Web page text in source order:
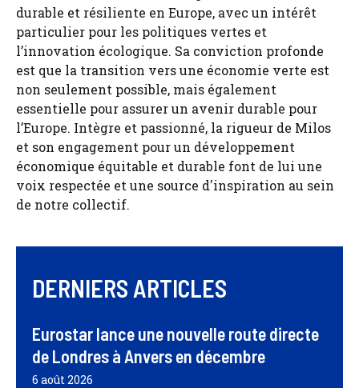
durable et résiliente en Europe, avec un intérêt
particulier pour les politiques vertes et
l’innovation écologique. Sa conviction profonde
est que la transition vers une économie verte est
non seulement possible, mais également
essentielle pour assurer un avenir durable pour
l’Europe. Intègre et passionné, la rigueur de Milos
et son engagement pour un développement
économique équitable et durable font de lui une
voix respectée et une source d'inspiration au sein
de notre collectif.
DERNIERS ARTICLES
Eurostar lance une nouvelle route directe
de Londres à Anvers en décembre
6 août 2026